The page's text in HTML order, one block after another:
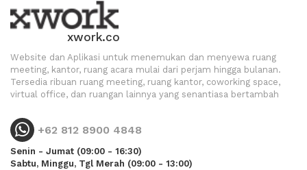
xwork.co
Website dan Aplikasi untuk menemukan dan menyewa ruang
meeting, kantor, ruang acara mulai dari perjam hingga bulanan.
Tersedia ribuan ruang meeting, ruang kantor, coworking space,
virtual office, dan ruangan lainnya yang senantiasa bertambah
+62 812 8900 4848
Senin - Jumat (09:00 - 16:30)
Sabtu, Minggu, Tgl Merah (09:00 - 13:00)